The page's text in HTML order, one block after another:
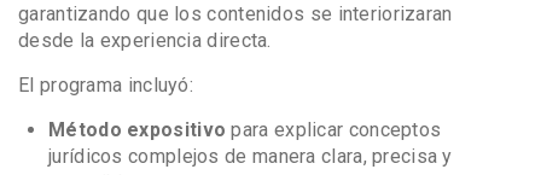
garantizando que los contenidos se interiorizaran
desde la experiencia directa.
El programa incluyó:
Método expositivo para explicar conceptos
jurídicos complejos de manera clara, precisa y